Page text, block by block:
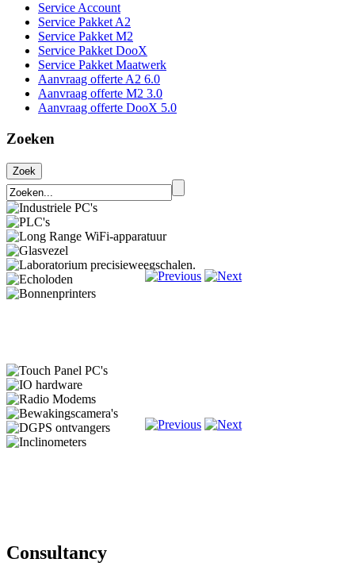
Service Account
Service Pakket A2
Service Pakket M2
Service Pakket DooX
Service Pakket Maatwerk
Aanvraag offerte A2 6.0
Aanvraag offerte M2 3.0
Aanvraag offerte DooX 5.0
Zoeken
Consultancy